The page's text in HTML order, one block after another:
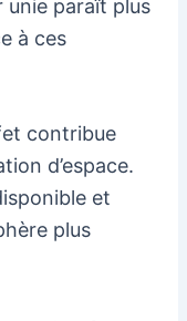
unie paraît plus
à ces
contribue
d’espace.
et
plus